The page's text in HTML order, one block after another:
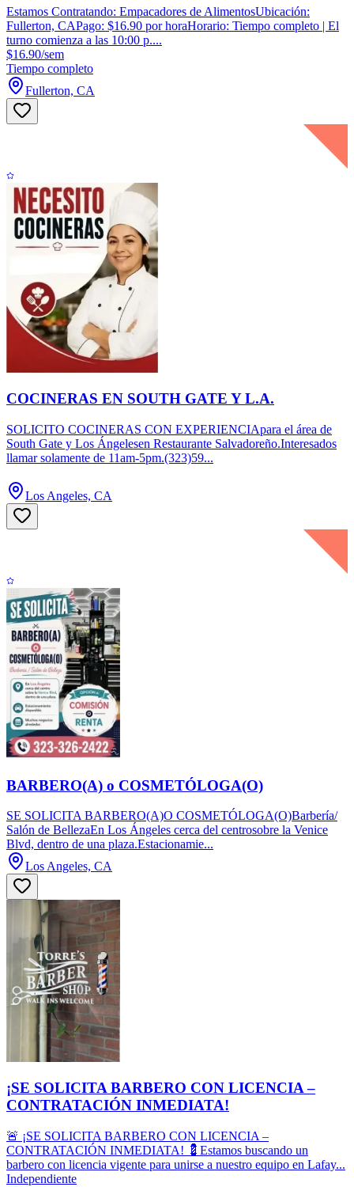
Estamos Contratando: Empacadores de AlimentosUbicación:
Fullerton, CAPago: $16.90 por horaHorario: Tiempo completo | El
turno comienza a las 10:00 p....
$16.90/sem
Tiempo completo
Fullerton, CA
COCINERAS EN SOUTH GATE Y L.A.
SOLICITO COCINERAS CON EXPERIENCIApara el área de
South Gate y Los Ángelesen Restaurante Salvadoreño.Interesados
llamar solamente de 11am-5pm.(323)59...
Los Angeles, CA
BARBERO(A) o COSMETÓLOGA(O)
SE SOLICITA BARBERO(A)O COSMETÓLOGA(O)Barbería/
Salón de BellezaEn Los Ángeles cerca del centrosobre la Venice
Blvd, dentro de una plaza.Estacionamie...
Los Angeles, CA
¡SE SOLICITA BARBERO CON LICENCIA –
CONTRATACIÓN INMEDIATA!
🚨 ¡SE SOLICITA BARBERO CON LICENCIA –
CONTRATACIÓN INMEDIATA! 💈Estamos buscando un
barbero con licencia vigente para unirse a nuestro equipo en Lafay...
Independiente